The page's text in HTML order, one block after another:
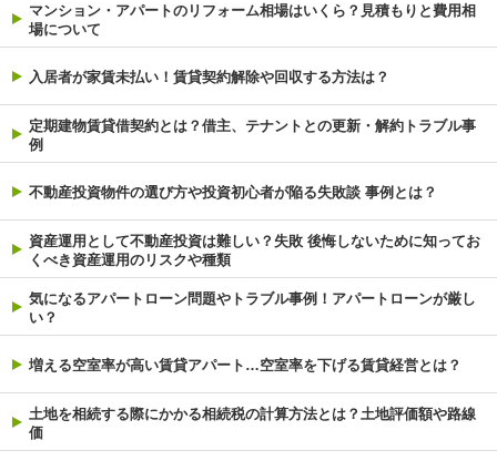
マンション・アパートのリフォーム相場はいくら？見積もりと費用相
場について
入居者が家賃未払い！賃貸契約解除や回収する方法は？
定期建物賃貸借契約とは？借主、テナントとの更新・解約トラブル事
例
不動産投資物件の選び方や投資初心者が陥る失敗談 事例とは？
資産運用として不動産投資は難しい？失敗 後悔しないために知ってお
くべき資産運用のリスクや種類
気になるアパートローン問題やトラブル事例！アパートローンが厳し
い？
増える空室率が高い賃貸アパート…空室率を下げる賃貸経営とは？
土地を相続する際にかかる相続税の計算方法とは？土地評価額や路線
価